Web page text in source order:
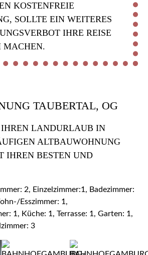
KOSTENFREIE
SOLLTE EIN WEITERES
IHRE REISE
MACHEN.
TAUBERTAL, OG
LANDURLAUB IN D
ALTBAUWOHNUNG Z
BESTEN UND L
2, Einzelzimmer:1, Badezimmer:
Esszimmer: 1,
1, Küche: 1, Terrasse: 1, Garten: 1,
3